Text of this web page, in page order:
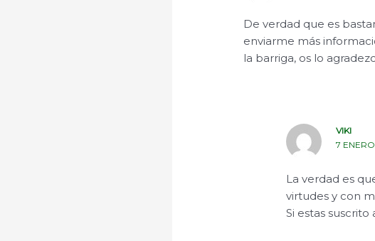
De verdad que es
enviarme más
la barriga, os lo
VIKI
7
La verdad es
virtudes y con
Si estas